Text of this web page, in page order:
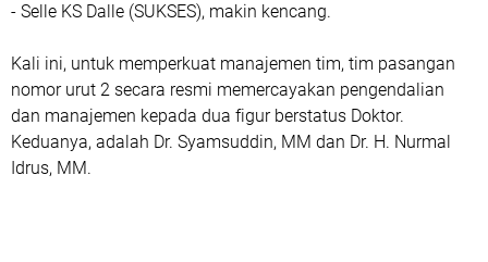
- Selle KS Dalle (SUKSES), makin kencang.
Kali ini, untuk memperkuat manajemen tim, tim pasangan
nomor urut 2 secara resmi memercayakan pengendalian
dan manajemen kepada dua figur berstatus Doktor.
Keduanya, adalah Dr. Syamsuddin, MM dan Dr. H. Nurmal
Idrus, MM.